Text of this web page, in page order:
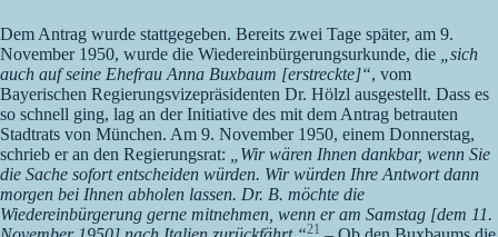
Dem Antrag wurde stattgegeben. Bereits zwei Tage später, am 9.
November 1950, wurde die Wiedereinbürgerungsurkunde, die
„sich
auch auf seine Ehefrau Anna Buxbaum [erstreckte]“, vom
Bayerischen Regierungsvizepräsidenten Dr. Hölzl ausgestellt. Dass es
so schnell ging, lag an der Initiative des mit dem Antrag betrauten
Stadtrats von München. Am 9. November 1950, einem Donnerstag,
schrieb er an den Regierungsrat:
„Wir wären Ihnen dankbar, wenn Sie
die Sache sofort entscheiden würden. Wir würden Ihre Antwort dann
morgen bei Ihnen abholen lassen. Dr. B. möchte die
Wiedereinbürgerung gerne mitnehmen, wenn er am Samstag [dem 11.
21